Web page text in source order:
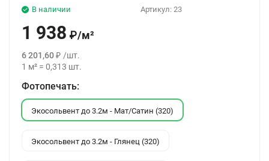
Артикул: 23
В наличии
1 938 ₽/м²
6 201,60₽ /шт.
1 м² = 0,313 шт.
Фотопечать:
Экосольвент до 3.2м - Мат/Сатин (320)
Экосольвент до 3.2м - Глянец (320)